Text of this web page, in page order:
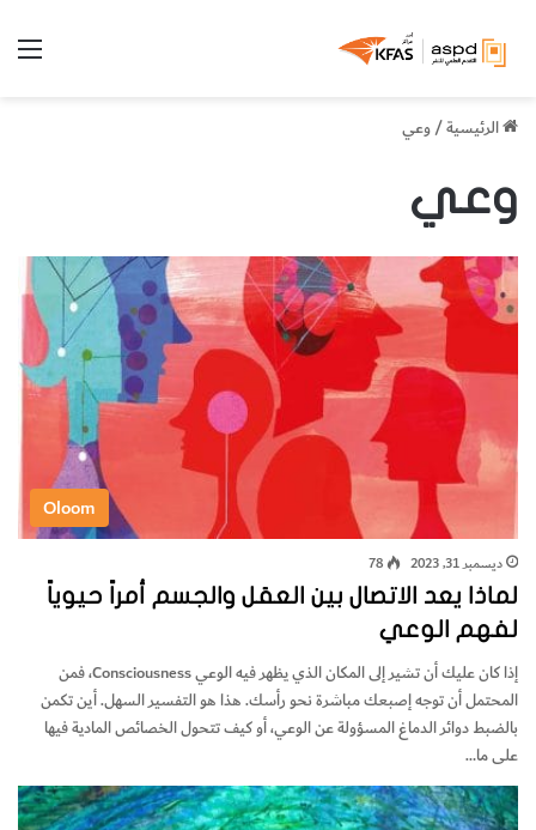
الرئيسية/وعي
وعي
Oloom
ديسمبر 31, 2023 78
لماذا يعد الاتصال بين العقل والجسم أمراً حيوياً
لفهم الوعي
إذا كان عليك أن تشير إلى المكان الذي يظهر فيه الوعي Consciousness، فمن
المحتمل أن توجه إصبعك مباشرة نحو رأسك. هذا هو التفسير السهل. أين تكمن
بالضبط دوائر الدماغ المسؤولة عن الوعي، أو كيف تتحول الخصائص المادية فيها
على ما…